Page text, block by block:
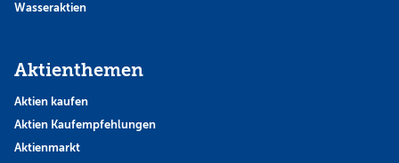
Wasseraktien
Aktienthemen
Aktien kaufen
Aktien Kaufempfehlungen
Aktienmarkt